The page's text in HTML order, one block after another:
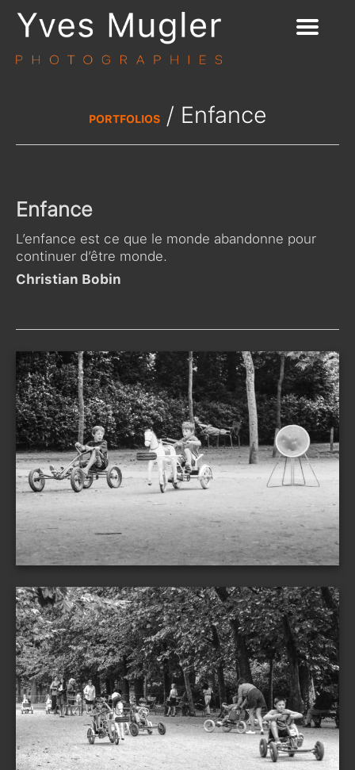
PORTFOLIOS/ Enfance
Enfance
L’enfance est ce que le monde abandonne pour
continuer d’être monde.
Christian Bobin